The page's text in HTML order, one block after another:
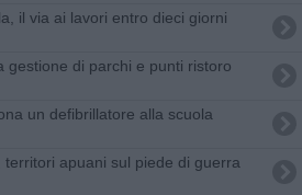
il via ai lavori entro dieci giorni
gestione di parchi e punti ristoro
un defibrillatore alla scuola
territori apuani sul piede di guerra